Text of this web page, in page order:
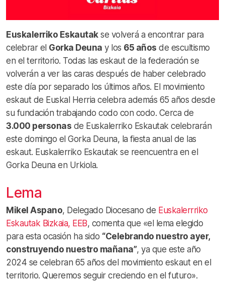
Euskalerriko Eskautakse volverá a encontrar para
celebrar el Gorka Deuna y los 65 años de escultismo
en el territorio. Todas las eskaut de la federación se
volverán a ver las caras después de haber celebrado
este día por separado los últimos años. El movimiento
eskaut de Euskal Herria celebra además 65 años desde
su fundación trabajando codo con codo. Cerca de
3.000 personas de Euskalerriko Eskautak celebrarán
este domingo el Gorka Deuna, la fiesta anual de las
eskaut. Euskalerriko Eskautak se reencuentra en el
Gorka Deuna en Urkiola.
Lema
Mikel Aspano, Delegado Diocesano de Euskalerrriko
Eskautak Bizkaia, EEB, comenta que «el lema elegido
para esta ocasión ha sido “Celebrando nuestro ayer,
construyendo nuestro mañana”, ya que este año
2024 se celebran 65 años del movimiento eskaut en el
territorio. Queremos seguir creciendo en el futuro».